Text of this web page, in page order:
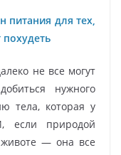
питания для тех,
не все могут
нужного
тела, которая у
если природой
— она все